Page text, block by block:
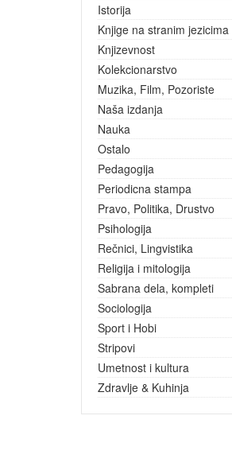
Istorija
Knjige na stranim jezicima
Knjizevnost
Kolekcionarstvo
Muzika, Film, Pozoriste
Naša izdanja
Nauka
Ostalo
Pedagogija
Periodicna stampa
Pravo, Politika, Drustvo
Psihologija
Rečnici, Lingvistika
Religija i mitologija
Sabrana dela, kompleti
Sociologija
Sport i Hobi
Stripovi
Umetnost i kultura
Zdravlje & Kuhinja